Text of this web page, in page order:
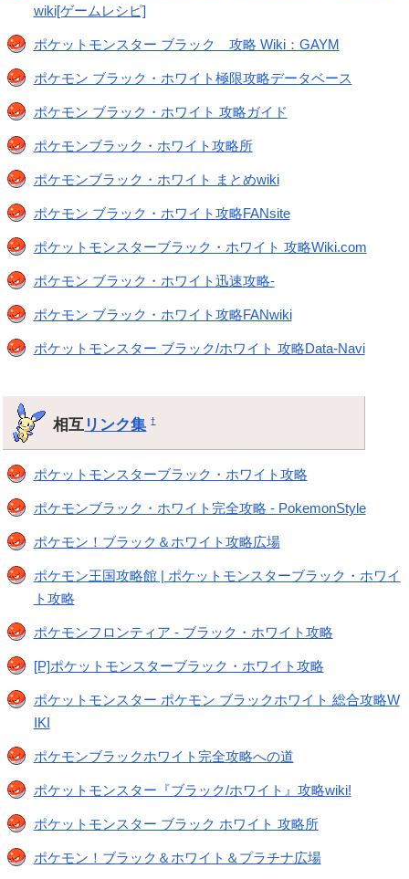
wiki[ゲームレシピ]
ポケットモンスター ブラック 攻略 Wiki：GAYM
ポケモン ブラック・ホワイト極限攻略データベース
ポケモン ブラック・ホワイト 攻略ガイド
ポケモンブラック・ホワイト攻略所
ポケモンブラック・ホワイト まとめwiki
ポケモン ブラック・ホワイト攻略FANsite
ポケットモンスターブラック・ホワイト 攻略Wiki.com
ポケモン ブラック・ホワイト迅速攻略-
ポケモン ブラック・ホワイト攻略FANwiki
ポケットモンスター ブラック/ホワイト 攻略Data-Navi
相互 リンク集 †
ポケットモンスターブラック・ホワイト攻略
ポケモンブラック・ホワイト完全攻略 - PokemonStyle
ポケモン！ブラック＆ホワイト攻略広場
ポケモン王国攻略館 | ポケットモンスターブラック・ホワイ
ト攻略
ポケモンフロンティア - ブラック・ホワイト攻略
[P]ポケットモンスターブラック・ホワイト攻略
ポケットモンスター ポケモン ブラックホワイト 総合攻略W
IKI
ポケモンブラックホワイト完全攻略への道
ポケットモンスター『ブラック/ホワイト』攻略wiki!
ポケットモンスター ブラック ホワイト 攻略所
ポケモン！ブラック＆ホワイト＆プラチナ広場